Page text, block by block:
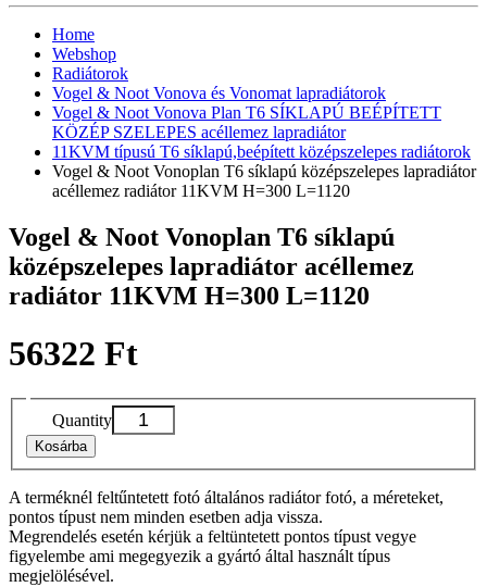
Home
Webshop
Radiátorok
Vogel & Noot Vonova és Vonomat lapradiátorok
Vogel & Noot Vonova Plan T6 SÍKLAPÚ BEÉPÍTETT
KÖZÉP SZELEPES acéllemez lapradiátor
11KVM típusú T6 síklapú,beépített középszelepes radiátorok
Vogel & Noot Vonoplan T6 síklapú középszelepes lapradiátor
acéllemez radiátor 11KVM H=300 L=1120
Vogel & Noot Vonoplan T6 síklapú
középszelepes lapradiátor acéllemez
radiátor 11KVM H=300 L=1120
56322 Ft
Quantity
Kosárba
A terméknél feltűntetett fotó általános radiátor fotó, a méreteket,
pontos típust nem minden esetben adja vissza.
Megrendelés esetén kérjük a feltüntetett pontos típust vegye
figyelembe ami megegyezik a gyártó által használt típus
megjelölésével.